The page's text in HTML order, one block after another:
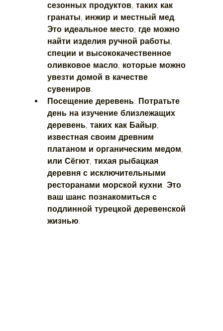
сезонных продуктов, таких как
гранаты, инжир и местный мед.
Это идеальное место, где можно
найти изделия ручной работы,
специи и высококачественное
оливковое масло, которые можно
увезти домой в качестве
сувениров.
Посещение деревень: Потратьте
день на изучение близлежащих
деревень, таких как Байыр,
известная своим древним
платаном и органическим медом,
или Сёгют, тихая рыбацкая
деревня с исключительными
ресторанами морской кухни. Это
ваш шанс познакомиться с
подлинной турецкой деревенской
жизнью.